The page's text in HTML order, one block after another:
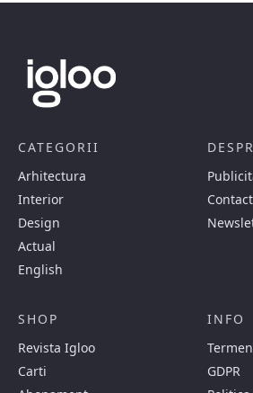
CATEGORII
Arhitectura
Interior
Design
Actual
English
Contact
SHOP
Revista Igloo
Carti
INFO
GDPR